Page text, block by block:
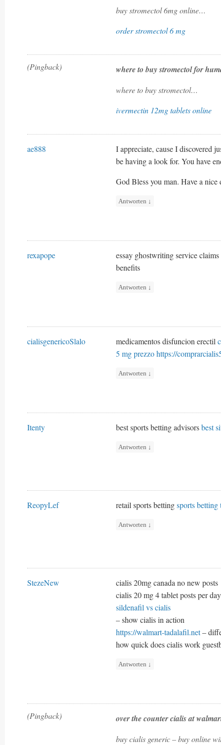
buy stromectol 6mg online…
order stromectol 6 mg
(Pingback) where to buy stromectol for
where to buy stromectol…
ivermectin 12mg tablets online
ae888
I appreciate, cause I discovered
be having a look for. You have
God Bless you man. Have a nice
Antworten ↓
rexapope
essay ghostwriting service claims
benefits
Antworten ↓
cialisgenericoSlalo medicamentos disfuncion erectil
5 mg prezzohttps://
Antworten ↓
Itenty best sports betting advisorsbest
Antworten ↓
ReopyLef retail sports bettingsports betting
Antworten ↓
StezeNew
cialis 20mg canada no new posts
cialis 20 mg 4 tablet posts per day
sildenafil vs cialis
– show cialis in action
https://walmart-tadalafil.net–
how quick does cialis work
Antworten ↓
(Pingback) over the counter cialis at
buy cialis generic – buy online